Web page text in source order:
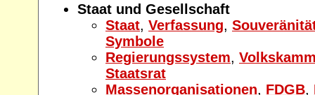
Staat und Gesellschaft
Staat, Verfassung,
Symbole
Regierungssystem,
Staatsrat
Massenorganisationen, FDGB,